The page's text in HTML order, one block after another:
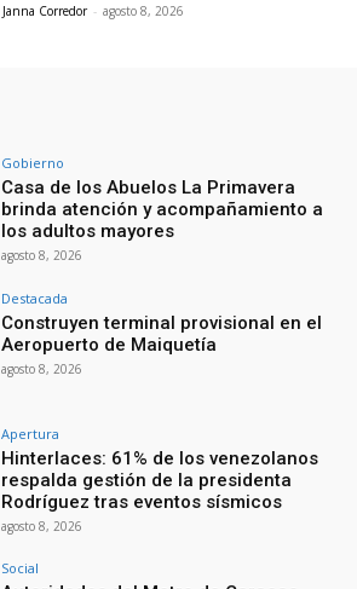
Janna Corredor - agosto 8, 2026
Gobierno
Casa de los Abuelos La Primavera
brinda atención y acompañamiento a
los adultos mayores
agosto 8, 2026
Destacada
Construyen terminal provisional en el
Aeropuerto de Maiquetía
agosto 8, 2026
Apertura
Hinterlaces: 61% de los venezolanos
respalda gestión de la presidenta
Rodríguez tras eventos sísmicos
agosto 8, 2026
Social